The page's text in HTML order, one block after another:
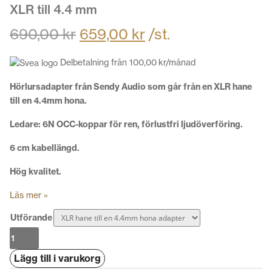
XLR till 4.4 mm
690,00kr 659,00 kr /st.
Delbetalning från 100,00 kr/månad
Hörlursadapter från Sendy Audio som går från en XLR hane
till en 4.4mm hona.
Ledare: 6N OCC-koppar för ren, förlustfri ljudöverföring.
6 cm kabellängd.
Hög kvalitet.
Läs mer »
Utförande
Sendy
Audio
Adapter
Lägg till i varukorg